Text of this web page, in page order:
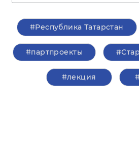
#Республика Татарстан
#партпроекты
#лекция